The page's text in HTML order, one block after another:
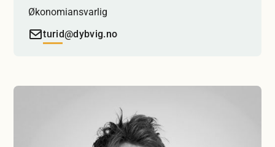
Økonomiansvarlig
turid@dybvig.no